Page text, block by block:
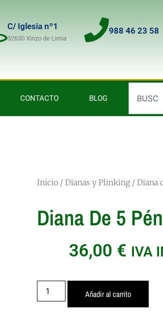
C/ Iglesia nº1
32630 Xinzo de Limia
988 46 23 58
CONTACTO BLOG
Inicio / Dianas y Plinking/ Diana
Diana De 5
36,00 € IVA
Añadir al carrito